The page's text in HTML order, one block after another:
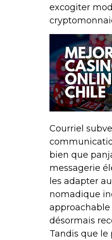
excogiter
Courriel
bien que
messagerie
les adapter
nomadique
approachable
désormais
Tandis que